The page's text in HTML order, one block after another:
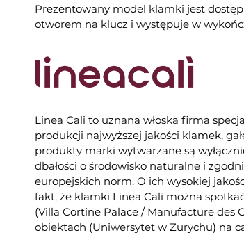
Prezentowany model klamki jest
otworem na klucz i występuje w
Linea Cali to uznana włoska firma
produkcji najwyższej jakości klamek,
produkty marki wytwarzane są
dbałości o środowisko naturalne i
europejskich norm. O ich wysokiej
fakt, że klamki Linea Cali można
(Villa Cortine Palace / Manufacture des
obiektach (Uniwersytet w Zurychu) na